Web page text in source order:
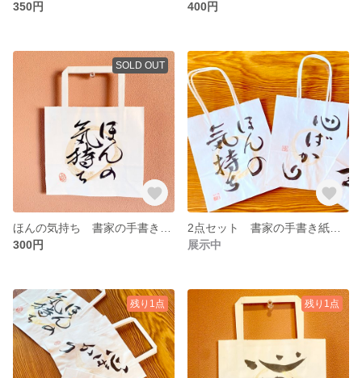
350円
400円
SOLD OUT
300円
展示中
残り1点 残り1点